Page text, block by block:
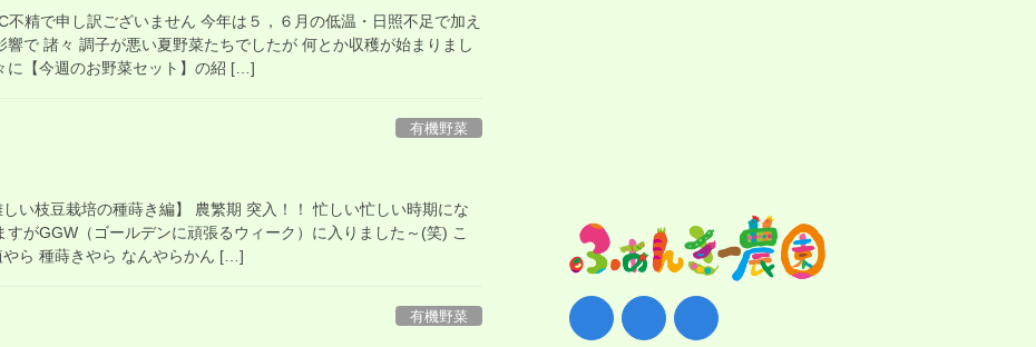
不精で申し訳ございません 今年は５，６月の低温・日照不足で加え
響で 諸々 調子が悪い夏野菜たちでしたが 何とか収穫が始まりまし
に【今週のお野菜セット】の紹 […]
有機野菜
しい枝豆栽培の種蒔き編】 農繁期 突入！！ 忙しい忙しい時期にな
すがGGW（ゴールデンに頑張るウィーク）に入りました～(笑) こ
ら 種蒔きやら なんやらかん […]
有機野菜